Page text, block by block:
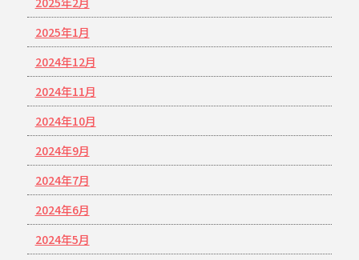
2025年1月
2024年12月
2024年11月
2024年10月
2024年9月
2024年7月
2024年6月
2024年5月